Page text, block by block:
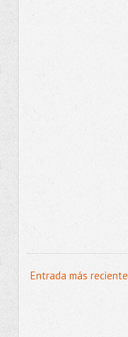
Entrada más reciente